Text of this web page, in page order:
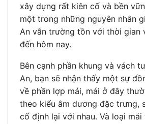
xây dựng rất kiên cố và bền
một trong những nguyên nhân
An vẫn trường tồn với thời gian
đến hôm nay.
Bên cạnh phần khung và vách
An, bạn sẽ nhận thấy một sự
về phần lợp mái, mái ở đây
theo kiểu âm dương đặc trưng,
cố định lại với nhau. Và loại